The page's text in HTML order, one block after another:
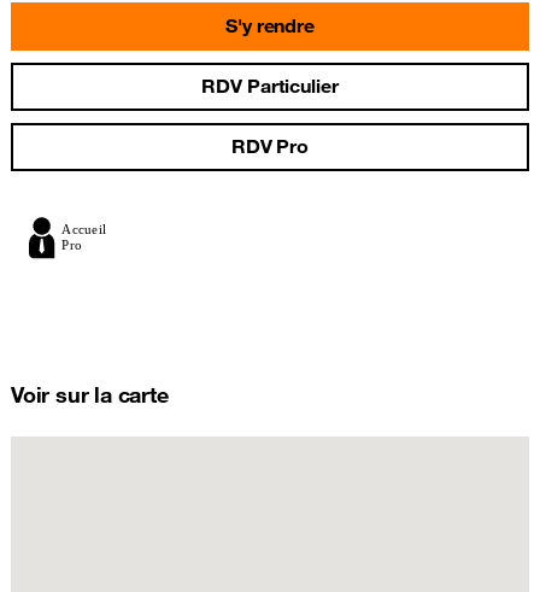
S'y rendre
RDV Particulier
RDV Pro
Voir sur la carte